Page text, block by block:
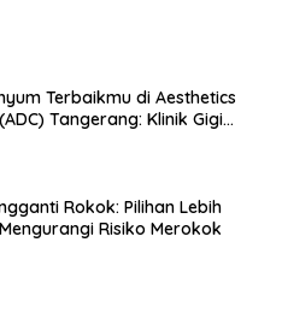
Terbaikmu di Aesthetics
Tangerang: Klinik Gigi
Rokok: Pilihan Lebih
Risiko Merokok